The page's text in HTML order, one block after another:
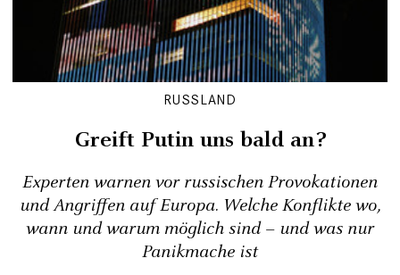
RUSSLAND
Greift Putin uns bald an?
Experten warnen vor russischen Provokationen
und Angriffen auf Europa. Welche Konflikte wo,
wann und warum möglich sind – und was nur
Panikmache ist